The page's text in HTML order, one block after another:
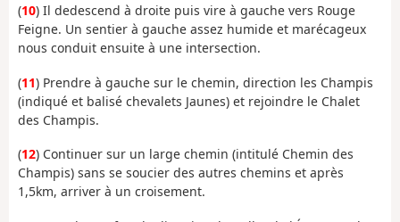
(10) Il dedescend à droite puis vire à gauche vers Rouge
Feigne. Un sentier à gauche assez humide et marécageux
nous conduit ensuite à une intersection.
(11) Prendre à gauche sur le chemin, direction les Champis
(indiqué et balisé chevalets Jaunes) et rejoindre le Chalet
des Champis.
(12) Continuer sur un large chemin (intitulé Chemin des
Champis) sans se soucier des autres chemins et après
1,5km, arriver à un croisement.